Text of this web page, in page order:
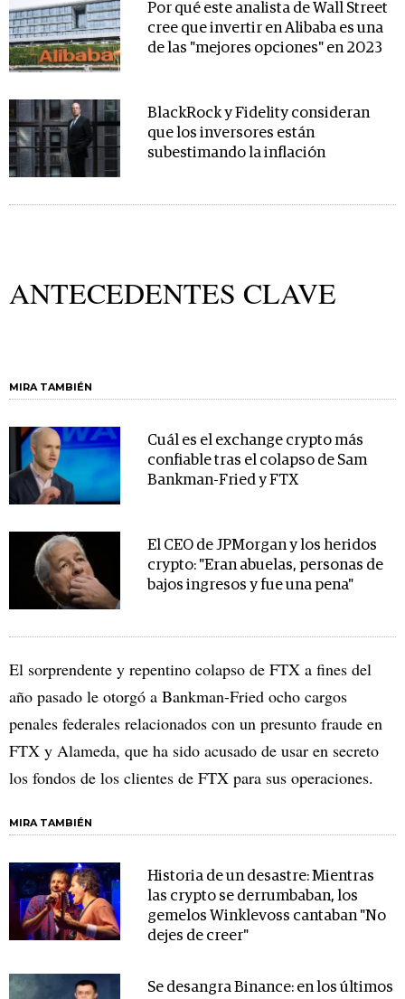
Por qué este analista de Wall Street
cree que invertir en Alibaba es una
de las "mejores opciones" en 2023
BlackRock y Fidelity consideran
que los inversores están
subestimando la inflación
ANTECEDENTES CLAVE
MIRA TAMBIÉN
Cuál es el exchange crypto más
confiable tras el colapso de Sam
Bankman-Fried y FTX
El CEO de JPMorgan y los heridos
crypto: "Eran abuelas, personas de
bajos ingresos y fue una pena"
El sorprendente y repentino colapso de FTX a fines del
año pasado le otorgó a Bankman-Fried ocho cargos
penales federales relacionados con un presunto fraude en
FTX y Alameda, que ha sido acusado de usar en secreto
los fondos de los clientes de FTX para sus operaciones.
MIRA TAMBIÉN
Historia de un desastre: Mientras
las crypto se derrumbaban, los
gemelos Winklevoss cantaban "No
dejes de creer"
Se desangra Binance: en los últimos